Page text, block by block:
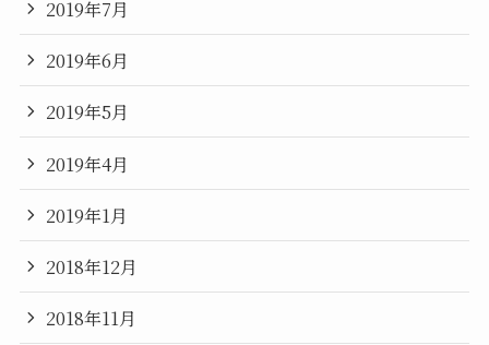
2019年7月
2019年6月
2019年5月
2019年4月
2019年1月
2018年12月
2018年11月